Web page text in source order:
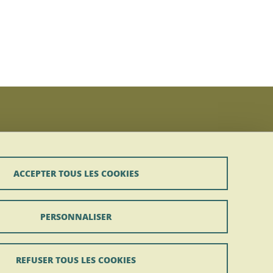
ACCEPTER TOUS LES COOKIES
REFUSER TOUS LES COOKIES
PERSONNALISER